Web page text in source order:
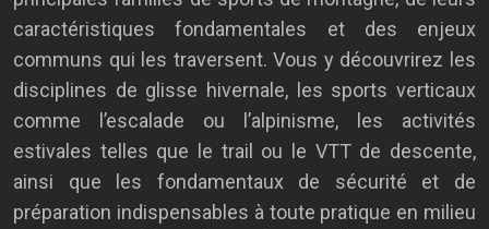
caractéristiques fondamentales et des enjeux
communs qui les traversent. Vous y découvrirez les
disciplines de glisse hivernale, les sports verticaux
comme l’escalade ou l’alpinisme, les activités
estivales telles que le trail ou le VTT de descente,
ainsi que les fondamentaux de sécurité et de
préparation indispensables à toute pratique en milieu